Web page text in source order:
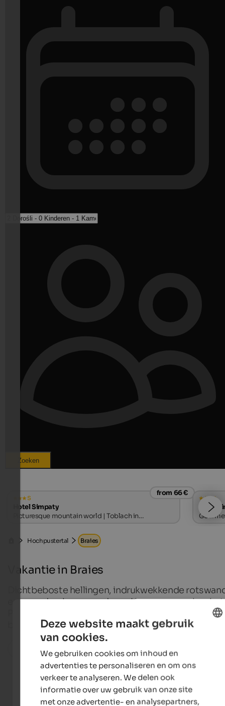
Zoeken
s
from 66 €
Hotel Simpaty
Picturesque mountain world | Toblach in
Hotel
Hochpustertal Braies
Vakantie in Braies
Dichtbeboste hellingen, indrukwekkende
en een adembenemend mooi bergmeer maken het
Pragsertal tot een natuurparel die elke bezoeker in
ban houdt.
Alle plaatsen in de regio
Hotels aan het Lago di Braies
Deze website maakt gebruik
van cookies.
We gebruiken cookies om inhoud en
advertenties te personaliseren en om ons
verkeer te analyseren. We delen ook
informatie over uw gebruik van onze site
met onze advertentie- en analysepartners,